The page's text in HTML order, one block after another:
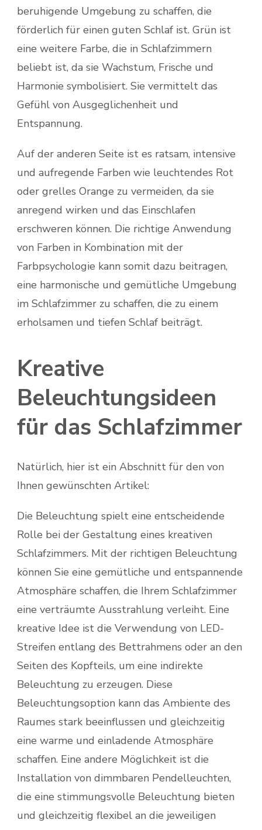
beruhigende Umgebung zu schaffen, die
förderlich für einen guten Schlaf ist. Grün ist
eine weitere Farbe, die in Schlafzimmern
beliebt ist, da sie Wachstum, Frische und
Harmonie symbolisiert. Sie vermittelt das
Gefühl von Ausgeglichenheit und
Entspannung.
Auf der anderen Seite ist es ratsam, intensive
und aufregende Farben wie leuchtendes Rot
oder grelles Orange zu vermeiden, da sie
anregend wirken und das Einschlafen
erschweren können. Die richtige Anwendung
von Farben in Kombination mit der
Farbpsychologie kann somit dazu beitragen,
eine harmonische und gemütliche Umgebung
im Schlafzimmer zu schaffen, die zu einem
erholsamen und tiefen Schlaf beiträgt.
Kreative
Beleuchtungsideen
für das Schlafzimmer
Natürlich, hier ist ein Abschnitt für den von
Ihnen gewünschten Artikel:
Die Beleuchtung spielt eine entscheidende
Rolle bei der Gestaltung eines kreativen
Schlafzimmers. Mit der richtigen Beleuchtung
können Sie eine gemütliche und entspannende
Atmosphäre schaffen, die Ihrem Schlafzimmer
eine verträumte Ausstrahlung verleiht. Eine
kreative Idee ist die Verwendung von LED-
Streifen entlang des Bettrahmens oder an den
Seiten des Kopfteils, um eine indirekte
Beleuchtung zu erzeugen. Diese
Beleuchtungsoption kann das Ambiente des
Raumes stark beeinflussen und gleichzeitig
eine warme und einladende Atmosphäre
schaffen. Eine andere Möglichkeit ist die
Installation von dimmbaren Pendelleuchten,
die eine stimmungsvolle Beleuchtung bieten
und gleichzeitig flexibel an die jeweiligen